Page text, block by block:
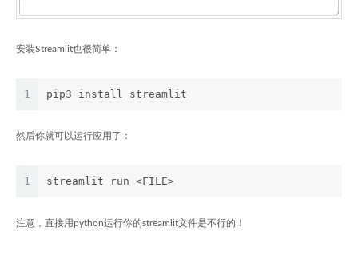
安装Streamlit也很简单：
1 pip3 install streamlit
然后你就可以运行应用了：
1 streamlit run <FILE>
注意，直接用python运行你的streamlit文件是不行的！